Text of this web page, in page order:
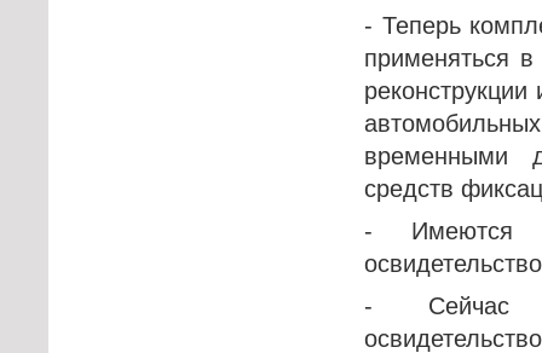
- Теперь
применяться
реконструкции
временными
средств
- Имеются
- Сейчас в